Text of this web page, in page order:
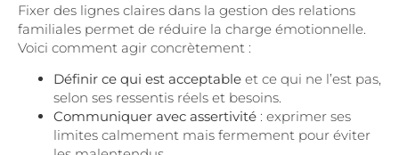
Fixer des lignes claires dans la gestion des relations
familiales permet de réduire la charge émotionnelle.
Voici comment agir concrètement :
Définir ce qui est acceptable et ce qui ne l’est pas,
selon ses ressentis réels et besoins.
Communiquer avec assertivité : exprimer ses
limites calmement mais fermement pour éviter